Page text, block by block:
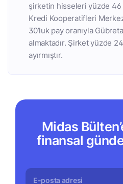
şirketin hisseleri yüzde 46
Kredi Kooperatifleri
30’luk pay oranıyla
almaktadır. Şirket yüzde
ayırmıştır.
Midas
finansal